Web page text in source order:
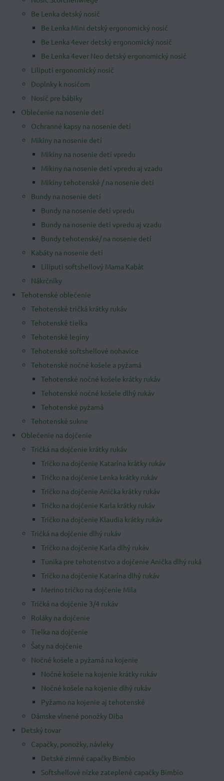
Be Lenka detský nosič
Be Lenka Mini detský ergonomický nosič
Be Lenka 4ever detský ergonomický nosič
Be Lenka 4ever Neo detský ergonomický nosič
Liliputi ergonomický nosič
Doplnky k nosičom
Nosič pre bábiky
Oblečenie na nosenie detí
Ochranné kapsy na nosenie detí
Mikiny na nosenie detí
Mikiny na nosenie detí vpredu
Mikiny na nosenie detí vpredu aj vzadu
Mikiny tehotenské / na nosenie detí
Bundy na nosenie detí
Bundy na nosenie detí vpredu
Bundy na nosenie detí vpredu aj vzadu
Bundy tehotenské/ na nosenie detí
Kabáty na nosenie detí
Liliputi softshellový Mama Kabát
Nákrčníky
Tehotenské oblečenie
Tehotenské tričká krátky rukáv
Tehotenské tielka
Tehotenské legíny
Tehotenské softshellové nohavice
Tehotenské nočné košele a pyžamá
Tehotenské nočné košele krátky rukáv
Tehotenské nočné košele dlhý rukáv
Tehotenské pyžamá
Tehotenské sukne
Oblečenie na dojčenie
Tričká na dojčenie krátky rukáv
Tričko na dojčenie Katarína krátky rukáv
Tričko na dojčenie Lenka krátky rukáv
Tričko na dojčenie Anička krátky rukáv
Tričko na dojčenie Karla krátky rukáv
Tričko na dojčenie Klaudia krátky rukáv
Tričká na dojčenie dlhý rukáv
Tričko na dojčenie Karla dlhý rukáv
Tunika pre tehotenstvo a dojčenie Anička dlhý ruká
Tričko na dojčenie Katarína dlhý rukáv
Merino tričko na dojčenie Mila
Tričká na dojčenie 3/4 rukáv
Roláky na dojčenie
Tielka na dojčenie
Šaty na dojčenie
Nočné košele a pyžamá na kojenie
Nočné košele na kojenie krátky rukáv
Nočné košele na kojenie dlhý rukáv
Pyžamo na kojenie aj tehotenské
Dámske vlnené ponožky Diba
Detský tovar
Capačky, ponožky, návleky
Detské zimné capačky Bimbio
Softshellové nízke zateplené capačky Bimbio